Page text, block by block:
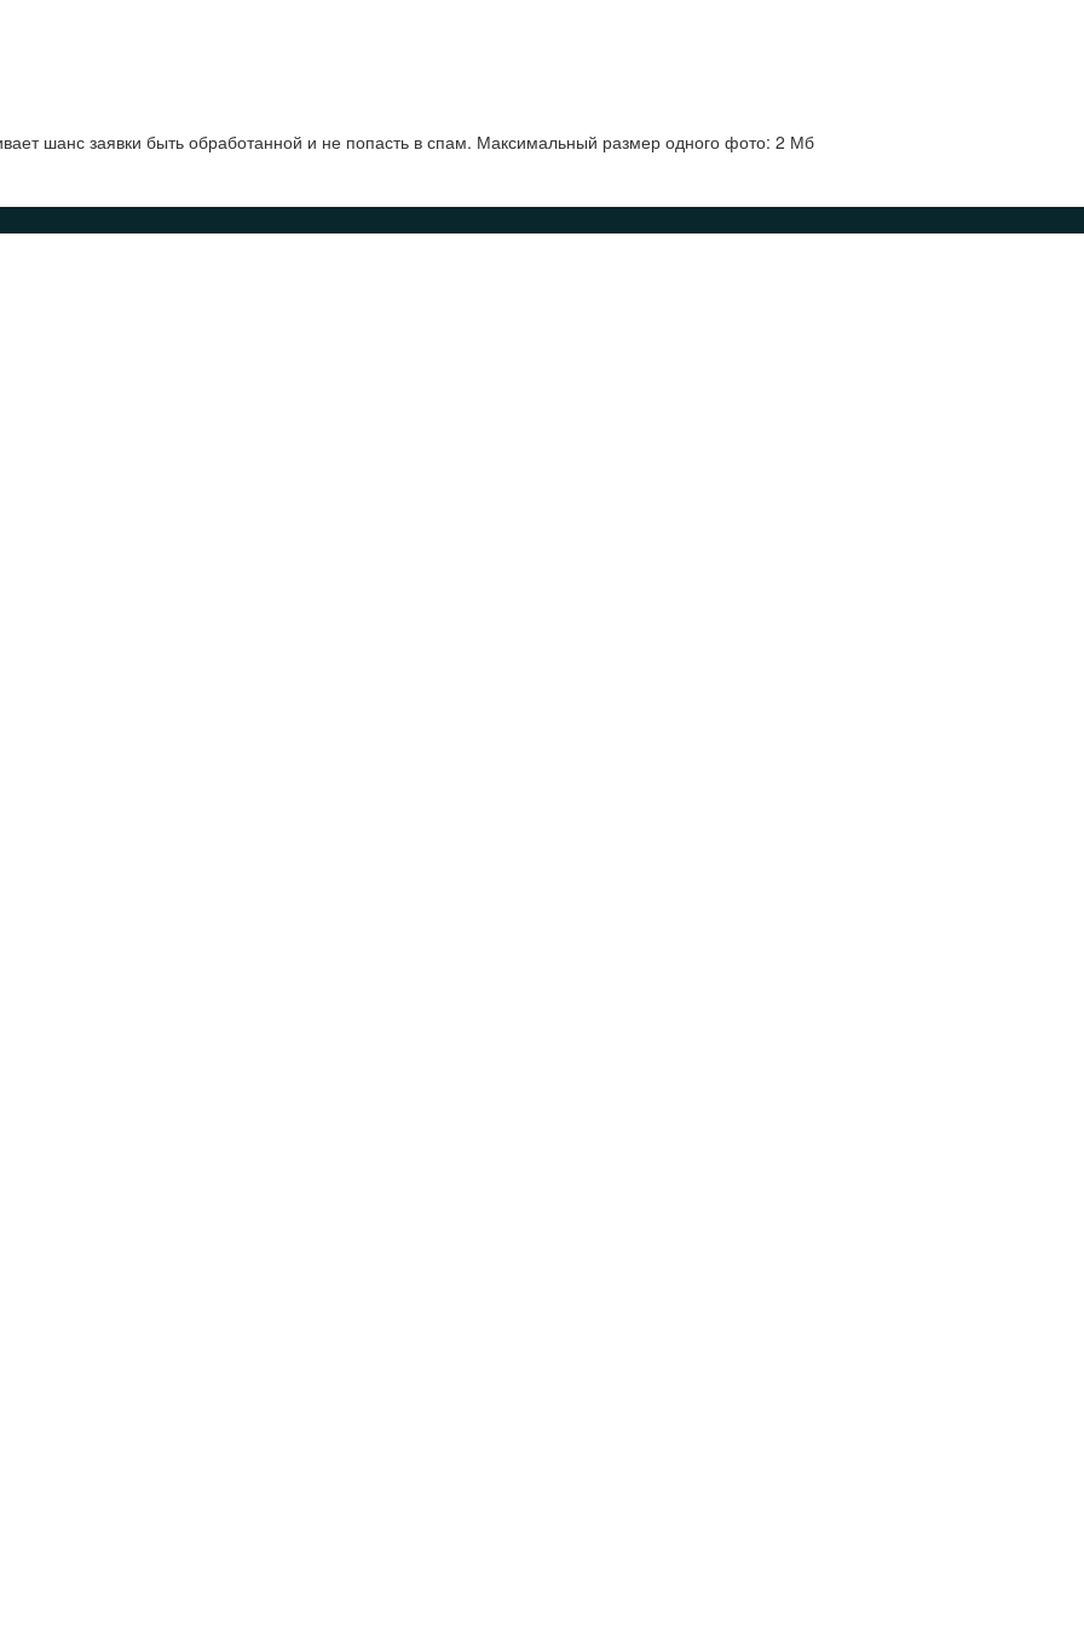
шанс заявки быть обработанной и не попасть в спам. Максимальный размер одного фото: 2 Мб